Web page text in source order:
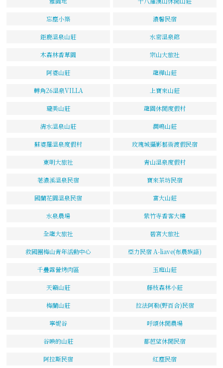
忘塵小築 濃馨民宿
鉅鹿溫泉山莊 水密溫泉館
木森林香草園 宗山大旅社
阿婆山莊 龍樺山莊
轉角26溫泉VILLA 上寶來山莊
瓏美山莊 龍園休閒度假村
清水溫泉山莊 澗鳴山莊
蘇婆羅溫泉度假村 玫瑰城攝影藝術渡假民宿
東明大旅社 青山溫泉度假村
荖濃溪溫泉民宿 寶來茶坊民宿
國蘭花園溫泉民宿 富大山莊
水泉農場 紫竹寺香客大樓
全龍大旅社 碧宮大旅社
救國團梅山青年活動中心 亞力民宿 A-liave(布農族語)
千疊露營烤肉區 玉庭山莊
天籟山莊 藤枝森林小莊
梅蘭山莊 拉法阿勒(野百合)民宿
寧妮谷 呼頌休閒農場
谷映的山莊 都芭望休閒民宿
阿拉斯民宿 紅塵民宿